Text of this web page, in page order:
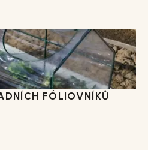
FÓLIOVNÍKŮ